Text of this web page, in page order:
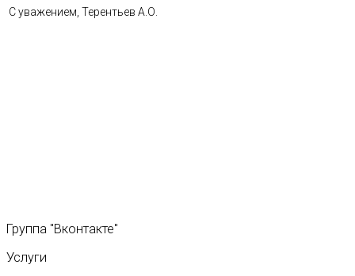
С уважением, Терентьев А.О.
Группа "Вконтакте"
Услуги